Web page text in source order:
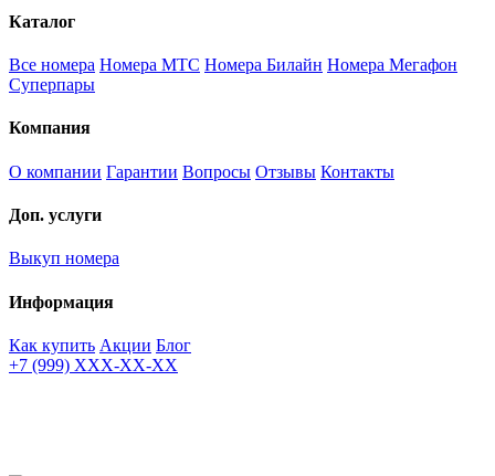
Каталог
Все номера Номера МТС Номера Билайн Номера Мегафон
Суперпары
Компания
О компании Гарантии Вопросы Отзывы Контакты
Доп. услуги
Выкуп номера
Информация
Как купить Акции Блог
+7 (999) XXX-XX-XX